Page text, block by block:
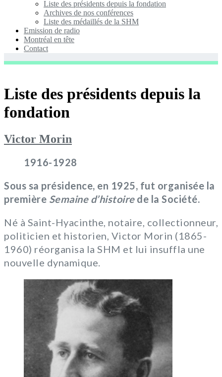
Liste des présidents depuis la fondation
Archives de nos conférences
Liste des médaillés de la SHM
Emission de radio
Montréal en tête
Contact
Liste des présidents depuis la
fondation
Victor Morin
1916-1928
Sous sa présidence, en 1925, fut organisée la
première Semaine d’histoirede la Société.
Né à Saint-Hyacinthe, notaire, collectionneur,
politicien et historien, Victor Morin (1865-
1960) réorganisa la SHM et lui insuffla une
nouvelle dynamique.